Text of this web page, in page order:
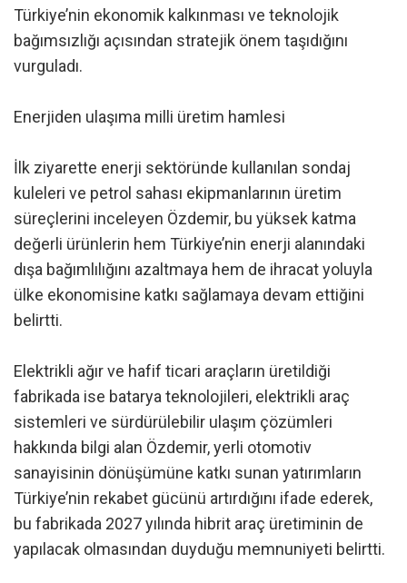
Türkiye’nin ekonomik kalkınması ve teknolojik
bağımsızlığı açısından stratejik önem taşıdığını
vurguladı.
Enerjiden ulaşıma milli üretim hamlesi
İlk ziyarette enerji sektöründe kullanılan sondaj
kuleleri ve petrol sahası ekipmanlarının üretim
süreçlerini inceleyen Özdemir, bu yüksek katma
değerli ürünlerin hem Türkiye’nin enerji alanındaki
dışa bağımlılığını azaltmaya hem de ihracat yoluyla
ülke ekonomisine katkı sağlamaya devam ettiğini
belirtti.
Elektrikli ağır ve hafif ticari araçların üretildiği
fabrikada ise batarya teknolojileri, elektrikli araç
sistemleri ve sürdürülebilir ulaşım çözümleri
hakkında bilgi alan Özdemir, yerli otomotiv
sanayisinin dönüşümüne katkı sunan yatırımların
Türkiye’nin rekabet gücünü artırdığını ifade ederek,
bu fabrikada 2027 yılında hibrit araç üretiminin de
yapılacak olmasından duyduğu memnuniyeti belirtti.